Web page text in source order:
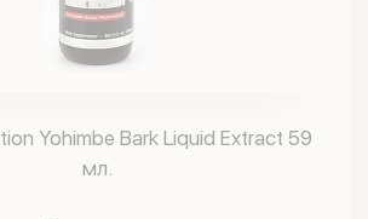
Yohimbe Bark Liquid Extract 59
мл.